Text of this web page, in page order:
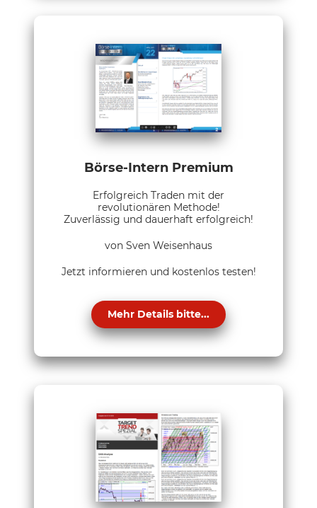
Börse-Intern Premium
Erfolgreich Traden mit der
revolutionären Methode!
Zuverlässig und dauerhaft erfolgreich!
von Sven Weisenhaus
Jetzt informieren und kostenlos testen!
Mehr Details bitte...